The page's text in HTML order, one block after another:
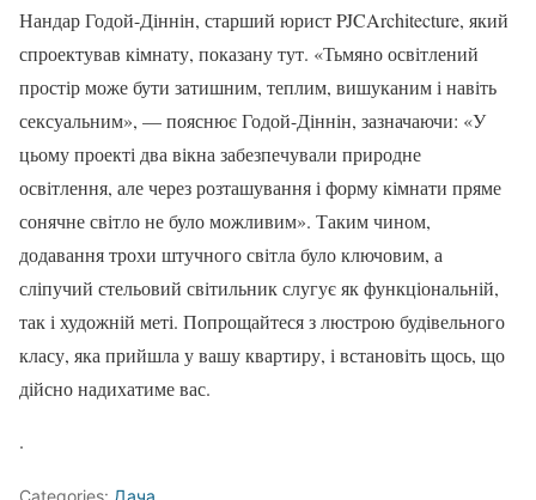
Нандар Годой-Діннін, старший юрист PJCArchitecture, який
спроектував кімнату, показану тут. «Тьмяно освітлений
простір може бути затишним, теплим, вишуканим і навіть
сексуальним», — пояснює Годой-Діннін, зазначаючи: «У
цьому проекті два вікна забезпечували природне
освітлення, але через розташування і форму кімнати пряме
сонячне світло не було можливим». Таким чином,
додавання трохи штучного світла було ключовим, а
сліпучий стельовий світильник слугує як функціональній,
так і художній меті. Попрощайтеся з люстрою будівельного
класу, яка прийшла у вашу квартиру, і встановіть щось, що
дійсно надихатиме вас.
.
Categories: Дача